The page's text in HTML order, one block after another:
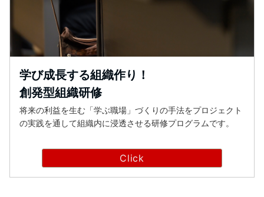
学び成長する組織作り！
創発型組織研修
将来の利益を生む「学ぶ職場」づくりの手法をプロジェクト
の実践を通して組織内に浸透させる研修プログラムです。
Click